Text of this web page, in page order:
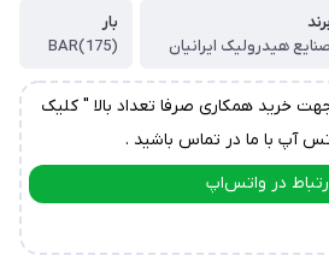
برند
صنایع هیدرولیک ایرانیان
بار
(175)BAR
خرید همکاری صرفا تعداد بالا " کلیک
آپ با ما در تماس باشید .
در واتس‌اپ